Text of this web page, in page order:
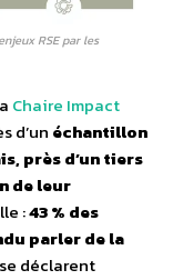
RSE par les
Chaire Impact
d’un échantillon
près d’un tiers
de leur
:43 % des
parler de la
déclarent